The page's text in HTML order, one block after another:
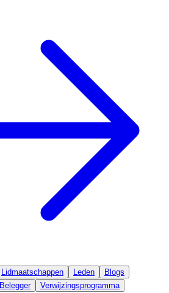
Lidmaatschappen Leden Blogs
Belegger
Verwijzingsprogramma